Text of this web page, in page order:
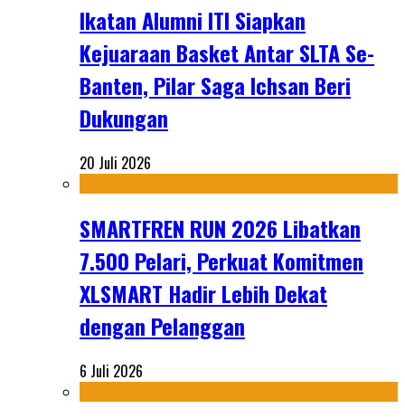
Ikatan Alumni ITI Siapkan
Kejuaraan Basket Antar SLTA Se-
Banten, Pilar Saga Ichsan Beri
Dukungan
20 Juli 2026
SMARTFREN RUN 2026 Libatkan
7.500 Pelari, Perkuat Komitmen
XLSMART Hadir Lebih Dekat
dengan Pelanggan
6 Juli 2026